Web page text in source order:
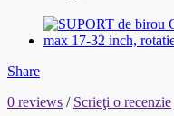
Share
0 reviews / Scrieţi o recenzie